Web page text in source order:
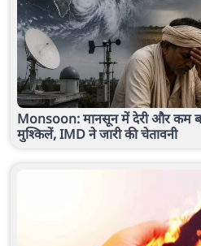
Monsoon: मानसून में देरी और कम
मुश्किलें, IMD ने जारी की चेतावनी